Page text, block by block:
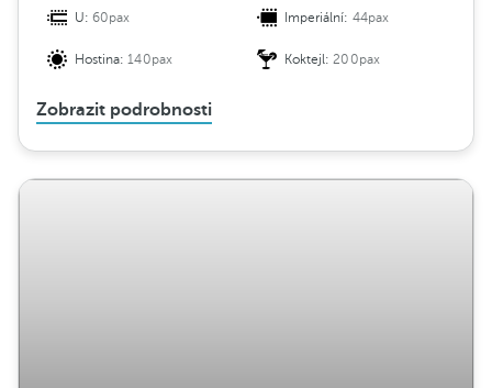
U:60pax Imperiální: 44pax
Hostina:140pax Koktejl:200pax
Zobrazit podrobnosti